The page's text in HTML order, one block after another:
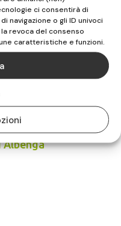
ci consentirà di
navigazione o gli ID univoci
revoca del consenso
caratteristiche e funzioni.
Ligure